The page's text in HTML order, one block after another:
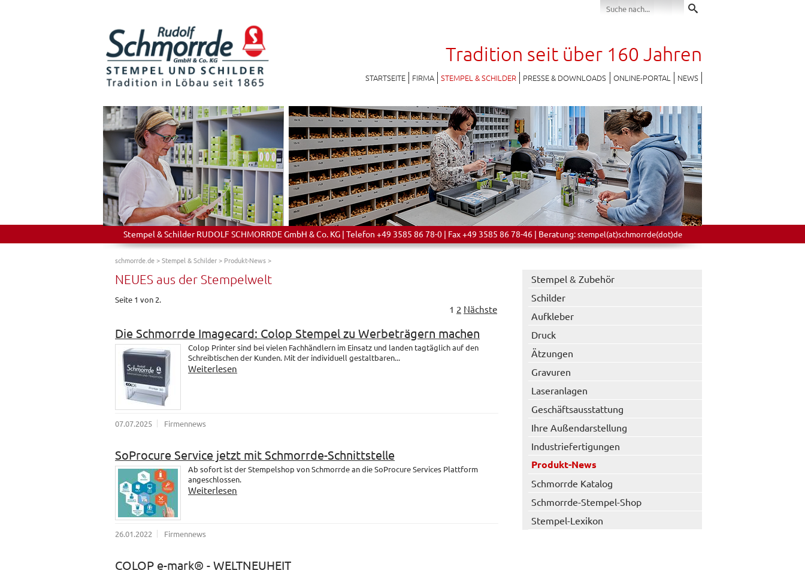
Tradition seit über 160 Jahren
STARTSEITE FIRMA STEMPEL & SCHILDER PRESSE & DOWNLOADS ONLINE-PORTAL NEWS
Stempel & Schilder RUDOLF SCHMORRDE GmbH & Co. KG | Telefon +49 3585 86 78-0 | Fax +49 3585 86 78-46 | Beratung:stempel(at)schmorrde(dot)de
schmorrde.de>Stempel & Schilder> Produkt-News>
NEUES aus der Stempelwelt
Seite 1 von 2.
1 2 Nächste
Die Schmorrde Imagecard: Colop Stempel zu Werbeträgern machen
Colop Printer sind bei vielen Fachhändlern im Einsatz und landen tagtäglich auf den
Schreibtischen der Kunden. Mit der individuell gestaltbaren...
Weiterlesen
07.07.2025 Firmennews
SoProcure Service jetzt mit Schmorrde-Schnittstelle
Ab sofort ist der Stempelshop von Schmorrde an die SoProcure Services Plattform
angeschlossen.
Weiterlesen
26.01.2022 Firmennews
COLOP e-mark® - WELTNEUHEIT
Stempel & Zubehör
Schilder
Aufkleber
Druck
Ätzungen
Gravuren
Laseranlagen
Geschäftsausstattung
Ihre Außendarstellung
Industriefertigungen
Produkt-News
Schmorrde Katalog
Schmorrde-Stempel-Shop
Stempel-Lexikon